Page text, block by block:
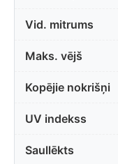
Vid. mitrums
Maks. vējš
Kopējie nokrišņi
UV indekss
Saullēkts